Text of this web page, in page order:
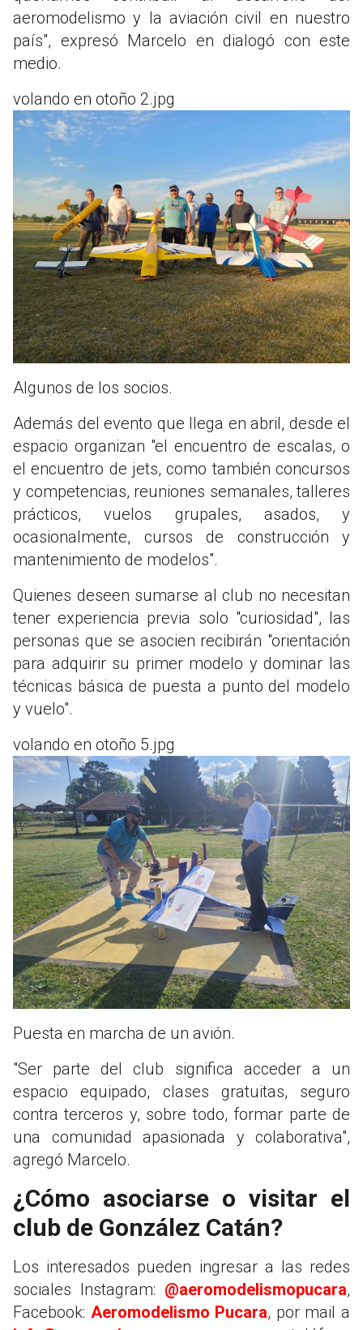
aeromodelismo y la aviación civil en nuestro
país", expresó Marcelo en dialogó con este
medio.
volando en otoño 2.jpg
Algunos de los socios.
Además del evento que llega en abril, desde el
espacio organizan "el encuentro de escalas, o
el encuentro de jets, como también concursos
y competencias, reuniones semanales, talleres
prácticos, vuelos grupales, asados, y
ocasionalmente, cursos de construcción y
mantenimiento de modelos".
Quienes deseen sumarse al club no necesitan
tener experiencia previa solo "curiosidad", las
personas que se asocien recibirán "orientación
para adquirir su primer modelo y dominar las
técnicas básica de puesta a punto del modelo
y vuelo".
volando en otoño 5.jpg
Puesta en marcha de un avión.
"Ser parte del club significa acceder a un
espacio equipado, clases gratuitas, seguro
contra terceros y, sobre todo, formar parte de
una comunidad apasionada y colaborativa",
agregó Marcelo.
¿Cómo asociarse o visitar el
club de González Catán?
Los interesados pueden ingresar a las redes
sociales Instagram: @aeromodelismopucara,
Facebook: Aeromodelismo Pucara, por mail a